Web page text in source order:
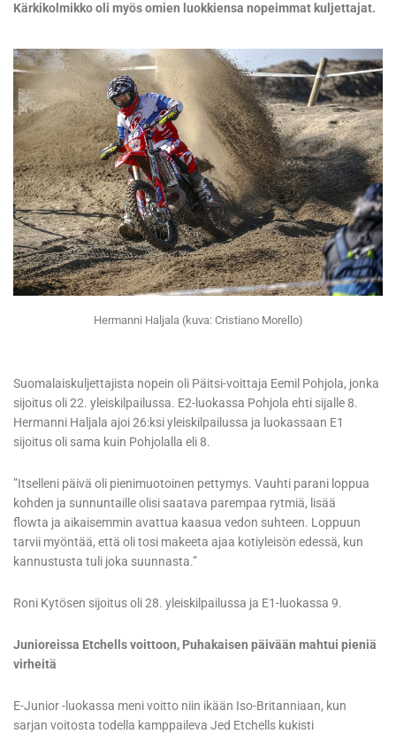
Kärkikolmikko oli myös omien luokkiensa nopeimmat kuljettajat.
Hermanni Haljala (kuva: Cristiano Morello)
Suomalaiskuljettajista nopein oli Päitsi-voittaja Eemil Pohjola, jonka
sijoitus oli 22. yleiskilpailussa. E2-luokassa Pohjola ehti sijalle 8.
Hermanni Haljala ajoi 26:ksi yleiskilpailussa ja luokassaan E1
sijoitus oli sama kuin Pohjolalla eli 8.
”Itselleni päivä oli pienimuotoinen pettymys. Vauhti parani loppua
kohden ja sunnuntaille olisi saatava parempaa rytmiä, lisää
flowta ja aikaisemmin avattua kaasua vedon suhteen. Loppuun
tarvii myöntää, että oli tosi makeeta ajaa kotiyleisön edessä, kun
kannustusta tuli joka suunnasta.”
Roni Kytösen sijoitus oli 28. yleiskilpailussa ja E1-luokassa 9.
Junioreissa Etchells voittoon, Puhakaisen päivään mahtui pieniä
virheitä
E-Junior -luokassa meni voitto niin ikään Iso-Britanniaan, kun
sarjan voitosta todella kamppaileva Jed Etchells kukisti